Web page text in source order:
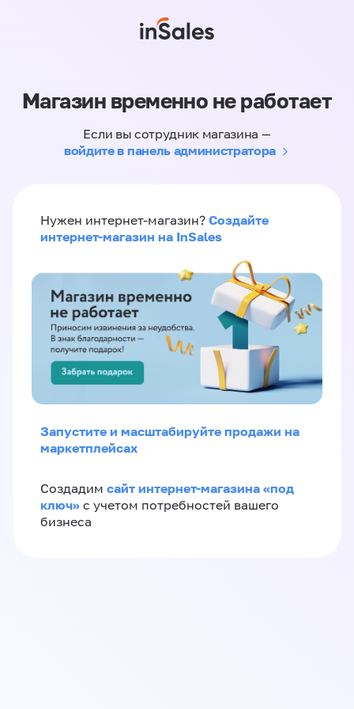
Магазин временно не работает
Если вы сотрудник магазина —
войдите в панель администратора
Нужен интернет-магазин? Создайте
интернет-магазин на InSales
Запустите и масштабируйте продажи на
маркетплейсах
Создадим сайт интернет-магазина «под
ключ» с учетом потребностей вашего
бизнеса